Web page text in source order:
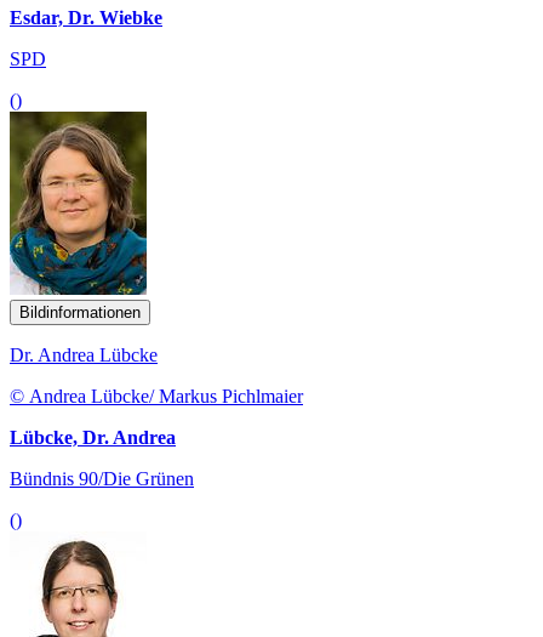
Esdar, Dr. Wiebke
SPD
()
Bildinformationen
Dr. Andrea Lübcke
© Andrea Lübcke/ Markus Pichlmaier
Lübcke, Dr. Andrea
Bündnis 90/Die Grünen
()